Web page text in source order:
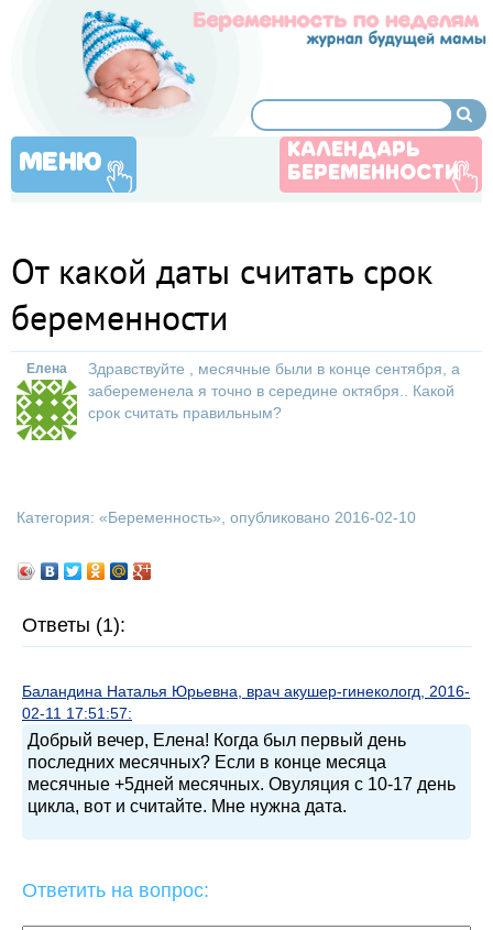
МЕНЮ
КАЛЕНДАРЬ
БЕРЕМЕННОСТИ
От какой даты считать срок
беременности
Елена
Здравствуйте , месячные были в конце сентября, а
забеременела я точно в середине октября.. Какой
срок считать правильным?
Категория: «Беременность», опубликовано 2016-02-10
Ответы (1):
Баландина Наталья Юрьевна, врач акушер-гинекологд, 2016-
02-11 17:51:57:
Добрый вечер, Елена! Когда был первый день
последних месячных? Если в конце месяца
месячные +5дней месячных. Овуляция с 10-17 день
цикла, вот и считайте. Мне нужна дата.
Ответить на вопрос: